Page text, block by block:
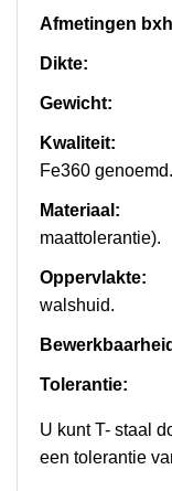
Afmetingen
Gewicht:
Kwaliteit:
Fe360 genoemd.
Materiaal:
maattolerantie).
Oppervlakte:
walshuid.
Tolerantie:
U kunt T- staal
een tolerantie